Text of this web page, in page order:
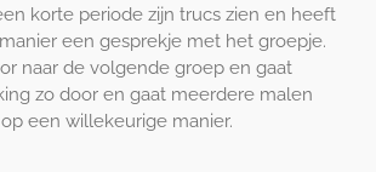
korte periode zijn trucs zien en heeft
een gesprekje met het groepje.
naar de volgende groep en gaat
zo door en gaat meerdere malen
een willekeurige manier.